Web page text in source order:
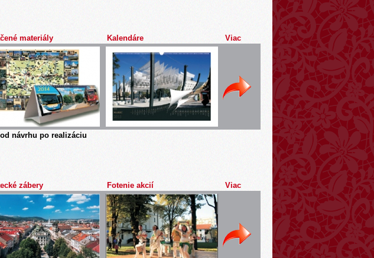
materiály Kalendáre Viac
návrhu po realizáciu
zábery Fotenie akcií Viac